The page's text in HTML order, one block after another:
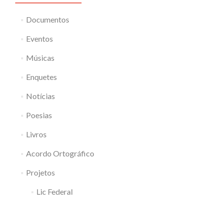
Documentos
Eventos
Músicas
Enquetes
Notícias
Poesias
Livros
Acordo Ortográfico
Projetos
Lic Federal